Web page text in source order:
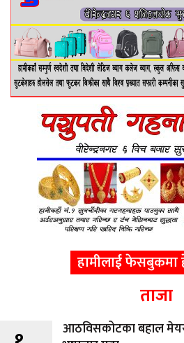
हामीलाई फेसबुकमा
ताजा
आठविसकोटका बहाल